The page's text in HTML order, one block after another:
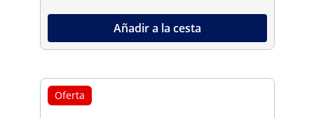
Añadir a la cesta
Oferta